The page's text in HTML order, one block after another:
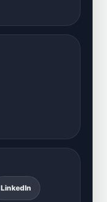
LinkedIn